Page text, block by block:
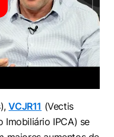
VCJR11 (Vectis
Imobiliário IPCA) se